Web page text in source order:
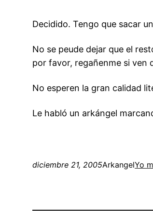
Decidido. Tengo que sacar
No se peude dejar que el
por favor, regañenme si ven
No esperen la gran calidad
Le habló un arkángel
diciembre 21, 2005ArkangelYo